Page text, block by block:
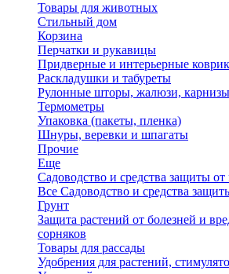
Товары для животных
Стильный дом
Корзина
Перчатки и рукавицы
Придверные и интерьерные
Раскладушки и табуреты
Рулонные шторы, жалюзи, карнизы
Термометры
Упаковка (пакеты, пленка)
Шнуры, веревки и шпагаты
Прочие
Еще
Садоводство и средства защиты от
Все Садоводство и средства
Грунт
Защита растений от болезней и
сорняков
Товары для рассады
Удобрения для растений,